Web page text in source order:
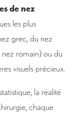
de nez
les plus
grec, du nez
romain) ou du
visuels précieux.
la réalité
chaque